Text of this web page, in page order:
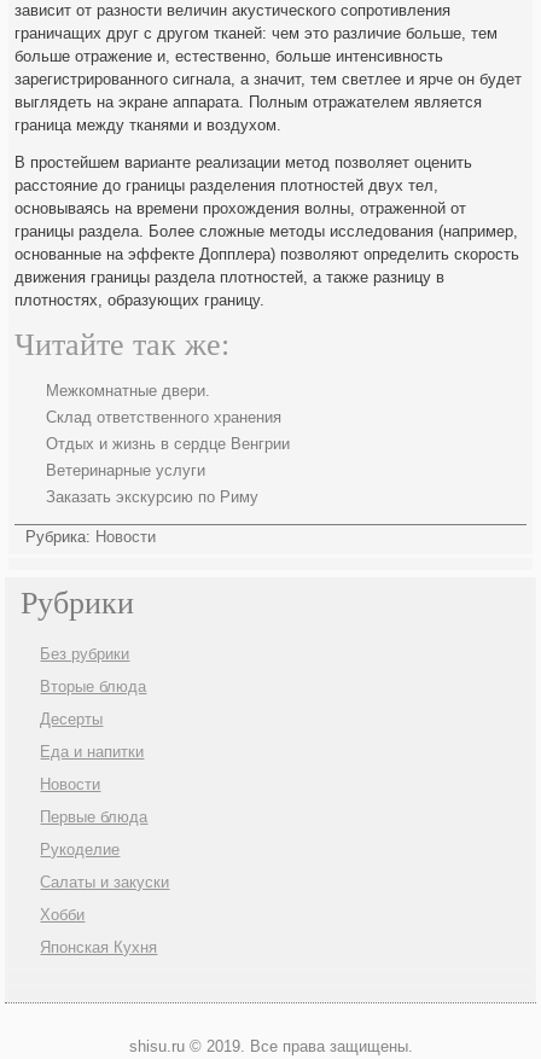
зависит от разности величин акустического сопротивления
граничащих друг с другом тканей: чем это различие больше, тем
больше отражение и, естественно, больше интенсивность
зарегистрированного сигнала, а значит, тем светлее и ярче он будет
выглядеть на экране аппарата. Полным отражателем является
граница между тканями и воздухом.
В простейшем варианте реализации метод позволяет оценить
расстояние до границы разделения плотностей двух тел,
основываясь на времени прохождения волны, отраженной от
границы раздела. Более сложные методы исследования (например,
основанные на эффекте Допплера) позволяют определить скорость
движения границы раздела плотностей, а также разницу в
плотностях, образующих границу.
Читайте так же:
Межкомнатные двери.
Склад ответственного хранения
Отдых и жизнь в сердце Венгрии
Ветеринарные услуги
Заказать экскурсию по Риму
Рубрика: Новости
Рубрики
Без рубрики
Вторые блюда
Десерты
Еда и напитки
Новости
Первые блюда
Рукоделие
Салаты и закуски
Хобби
Японская Кухня
shisu.ru © 2019. Все права защищены.